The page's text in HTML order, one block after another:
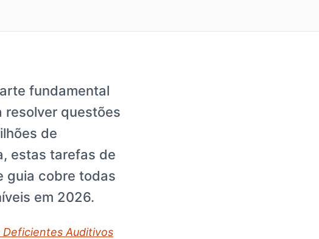
fundamental
resolver questões
de
estas tarefas de
guia cobre todas
em 2026.
Deficientes Auditivos